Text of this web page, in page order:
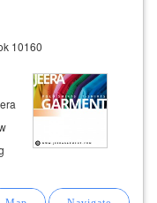
10160